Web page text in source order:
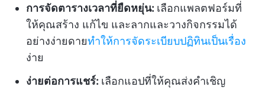
การจัดตารางเวลาที่ยืดหยุ่น: เลือกแพลตฟอร์มที่
ให้คุณสร้าง แก้ไข และลากและวางกิจกรรมได้
อย่างง่ายดายทำให้การจัดระเบียบปฏิทินเป็นเรื่อง
ง่าย
ง่ายต่อการแชร์: เลือกแอปที่ให้คุณส่งคำเชิญ